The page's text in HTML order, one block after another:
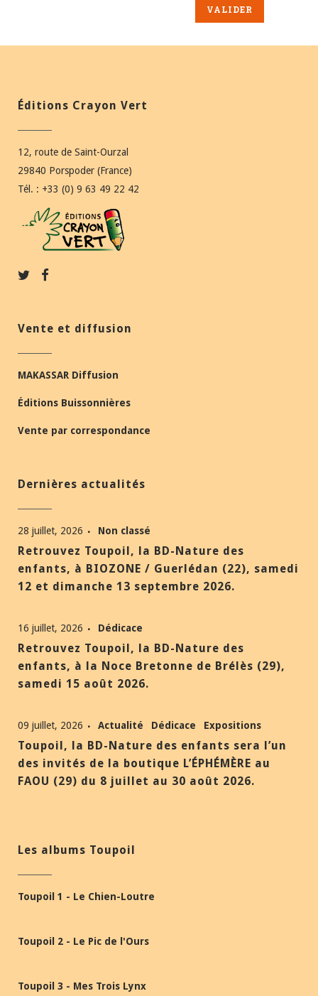
Éditions Crayon Vert
12, route de Saint-Ourzal
29840 Porspoder (France)
Tél. : +33 (0) 9 63 49 22 42
Vente et diffusion
MAKASSAR Diffusion
Éditions Buissonnières
Vente par correspondance
Dernières actualités
28 juillet, 2026 Non classé
Retrouvez Toupoil, la BD-Nature des
enfants, à BIOZONE / Guerlédan (22), samedi
12 et dimanche 13 septembre 2026.
16 juillet, 2026 Dédicace
Retrouvez Toupoil, la BD-Nature des
enfants, à la Noce Bretonne de Brélès (29),
samedi 15 août 2026.
09 juillet, 2026 Actualité Dédicace Expositions
Toupoil, la BD-Nature des enfants sera l’un
des invités de la boutique L’ÉPHÉMÈRE au
FAOU (29) du 8 juillet au 30 août 2026.
Les albums Toupoil
Toupoil 1 - Le Chien-Loutre
Toupoil 2 - Le Pic de l'Ours
Toupoil 3 - Mes Trois Lynx